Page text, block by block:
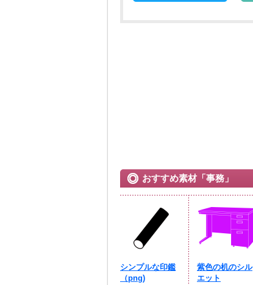
おすすめ素材「事務」
シンプルな印鑑
（png)
紫色の机のシル
エット